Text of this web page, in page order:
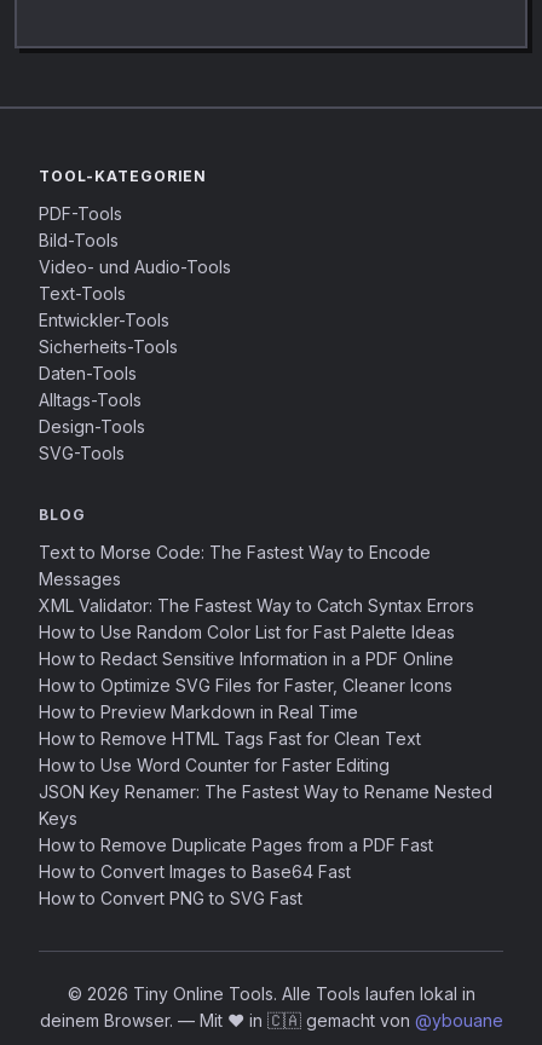
TOOL-KATEGORIEN
PDF-Tools
Bild-Tools
Video- und Audio-Tools
Text-Tools
Entwickler-Tools
Sicherheits-Tools
Daten-Tools
Alltags-Tools
Design-Tools
SVG-Tools
BLOG
Text to Morse Code: The Fastest Way to Encode
Messages
XML Validator: The Fastest Way to Catch Syntax Errors
How to Use Random Color List for Fast Palette Ideas
How to Redact Sensitive Information in a PDF Online
How to Optimize SVG Files for Faster, Cleaner Icons
How to Preview Markdown in Real Time
How to Remove HTML Tags Fast for Clean Text
How to Use Word Counter for Faster Editing
JSON Key Renamer: The Fastest Way to Rename Nested
Keys
How to Remove Duplicate Pages from a PDF Fast
How to Convert Images to Base64 Fast
How to Convert PNG to SVG Fast
© 2026 Tiny Online Tools. Alle Tools laufen lokal in
deinem Browser. — Mit ❤️ in 🇨🇦 gemacht von @ybouane